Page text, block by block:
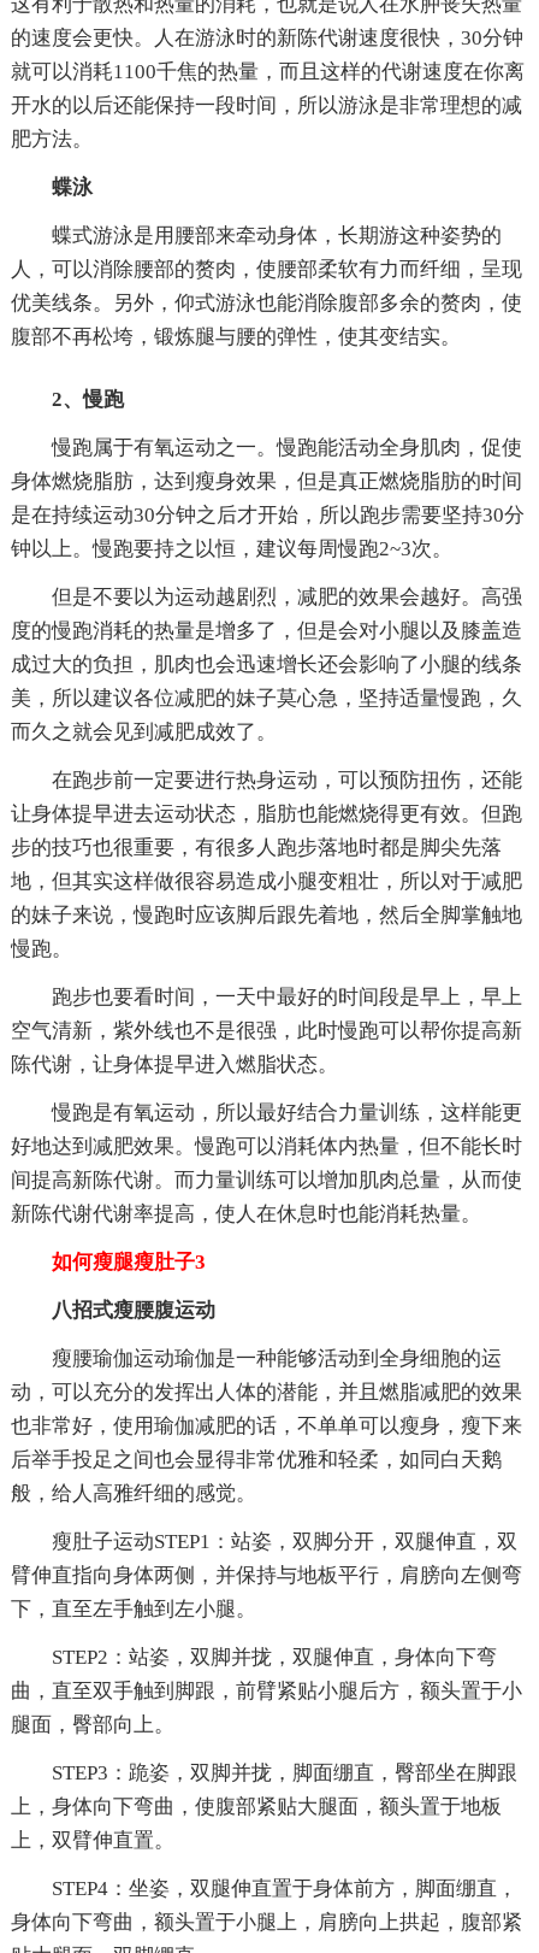
的速度会更快。人在游泳时的新陈代谢速度很快，30分钟
就可以消耗1100千焦的热量，而且这样的代谢速度在你离
开水的以后还能保持一段时间，所以游泳是非常理想的减
肥方法。
蝶泳
蝶式游泳是用腰部来牵动身体，长期游这种姿势的
人，可以消除腰部的赘肉，使腰部柔软有力而纤细，呈现
优美线条。另外，仰式游泳也能消除腹部多余的赘肉，使
腹部不再松垮，锻炼腿与腰的弹性，使其变结实。
2、慢跑
慢跑属于有氧运动之一。慢跑能活动全身肌肉，促使
身体燃烧脂肪，达到瘦身效果，但是真正燃烧脂肪的时间
是在持续运动30分钟之后才开始，所以跑步需要坚持30分
钟以上。慢跑要持之以恒，建议每周慢跑2~3次。
但是不要以为运动越剧烈，减肥的效果会越好。高强
度的慢跑消耗的热量是增多了，但是会对小腿以及膝盖造
成过大的负担，肌肉也会迅速增长还会影响了小腿的线条
美，所以建议各位减肥的妹子莫心急，坚持适量慢跑，久
而久之就会见到减肥成效了。
在跑步前一定要进行热身运动，可以预防扭伤，还能
让身体提早进去运动状态，脂肪也能燃烧得更有效。但跑
步的技巧也很重要，有很多人跑步落地时都是脚尖先落
地，但其实这样做很容易造成小腿变粗壮，所以对于减肥
的妹子来说，慢跑时应该脚后跟先着地，然后全脚掌触地
慢跑。
跑步也要看时间，一天中最好的时间段是早上，早上
空气清新，紫外线也不是很强，此时慢跑可以帮你提高新
陈代谢，让身体提早进入燃脂状态。
慢跑是有氧运动，所以最好结合力量训练，这样能更
好地达到减肥效果。慢跑可以消耗体内热量，但不能长时
间提高新陈代谢。而力量训练可以增加肌肉总量，从而使
新陈代谢代谢率提高，使人在休息时也能消耗热量。
如何瘦腿瘦肚子3
八招式瘦腰腹运动
瘦腰瑜伽运动瑜伽是一种能够活动到全身细胞的运
动，可以充分的发挥出人体的潜能，并且燃脂减肥的效果
也非常好，使用瑜伽减肥的话，不单单可以瘦身，瘦下来
后举手投足之间也会显得非常优雅和轻柔，如同白天鹅
般，给人高雅纤细的感觉。
瘦肚子运动STEP1：站姿，双脚分开，双腿伸直，双
臂伸直指向身体两侧，并保持与地板平行，肩膀向左侧弯
下，直至左手触到左小腿。
STEP2：站姿，双脚并拢，双腿伸直，身体向下弯
曲，直至双手触到脚跟，前臂紧贴小腿后方，额头置于小
腿面，臀部向上。
STEP3：跪姿，双脚并拢，脚面绷直，臀部坐在脚跟
上，身体向下弯曲，使腹部紧贴大腿面，额头置于地板
上，双臂伸直置。
STEP4：坐姿，双腿伸直置于身体前方，脚面绷直，
身体向下弯曲，额头置于小腿上，肩膀向上拱起，腹部紧